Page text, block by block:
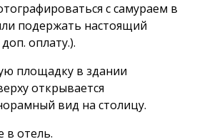
с самураем в
подержать настоящий
оплату.).
площадку в здании
открывается
вид на столицу.
в отель.